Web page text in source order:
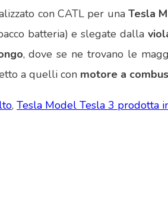
con CATL per una Tesla
batteria) e slegate dalla
, dove se ne trovano le
a quelli con motore a
, Tesla Model Tesla 3 prodotta